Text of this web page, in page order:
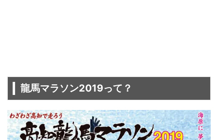
龍馬マラソン2019って？